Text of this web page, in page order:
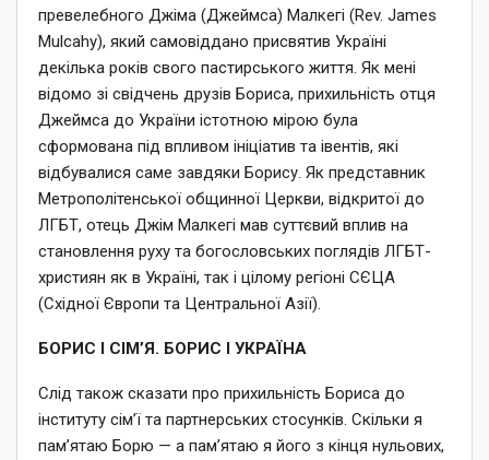
превелебного Джіма (Джеймса) Малкегі (Rev. James
Mulcahy), який самовіддано присвятив Україні
декілька років свого пастирського життя. Як мені
відомо зі свідчень друзів Бориса, прихильність отця
Джеймса до України істотною мірою була
сформована під впливом ініціатив та івентів, які
відбувалися саме завдяки Борису. Як представник
Метрополітенської общинної Церкви, відкритої до
ЛГБТ, отець Джім Малкегі мав суттєвий вплив на
становлення руху та богословських поглядів ЛГБТ-
християн як в Україні, так і цілому регіоні СЄЦА
(Східної Європи та Центральної Азії).
БОРИС І СІМ’Я. БОРИС І УКРАЇНА
Слід також сказати про прихильність Бориса до
інституту сім’ї та партнерських стосунків. Скільки я
пам’ятаю Борю — а пам’ятаю я його з кінця нульових,